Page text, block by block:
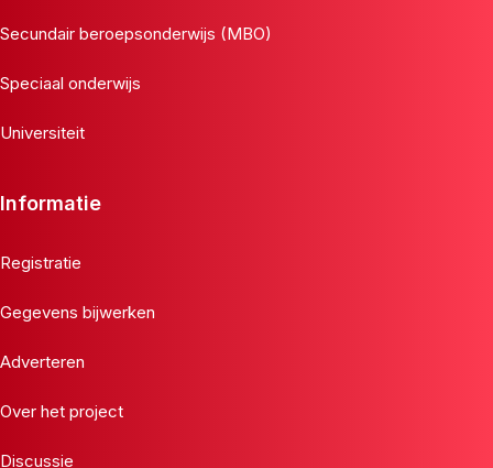
Secundair beroepsonderwijs (MBO)
Speciaal onderwijs
Universiteit
Informatie
Registratie
Gegevens bijwerken
Adverteren
Over het project
Discussie